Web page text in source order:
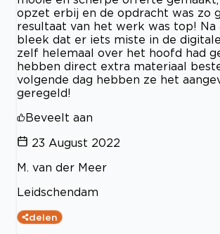
opzet erbij en de opdracht was zo
resultaat van het werk was top! Na
bleek dat er iets miste in de
zelf helemaal over het hoofd had
hebben direct extra materiaal
volgende dag hebben ze het
geregeld!
Beveelt aan
23 August 2022
M. van der Meer
Leidschendam
delen